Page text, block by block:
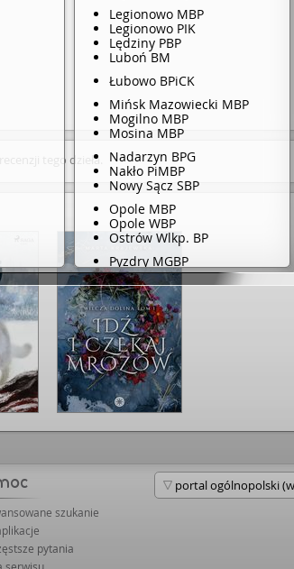
tego dzieła.
szukanie
pytania
Legionowo MBP
Legionowo PIK
Lędziny PBP
Luboń BM
Łubowo BPiCK
Mińsk Mazowiecki MBP
Mogilno MBP
Mosina MBP
Nadarzyn BPG
Nakło PiMBP
Nowy Sącz SBP
Opole MBP
Opole WBP
Ostrów Wlkp. BP
Pyzdry MGBP
Pakosław GBP
Pleszew BPMiG
Poronin GBP
Rzeszów WiMBP
Skierniewice MBP
Skierniewice PED
Stęszew BP
Świecie MBP
Tarnów MBP
Warszawa Praga Południe
Warszawa Ursus